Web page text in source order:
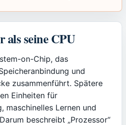
als seine CPU
on-Chip, das
und
zusammenführt. Spätere
Einheiten für
maschinelles Lernen und
beschreibt „Prozessor“